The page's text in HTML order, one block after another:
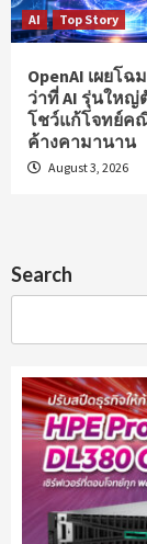
AI Top Story
OpenAI เผยโฉ
ว่าที่ AI รุ่นใหญ่
โชว์แก้โจทย์ค
ค้างคามานาน
August 3, 2026
Search